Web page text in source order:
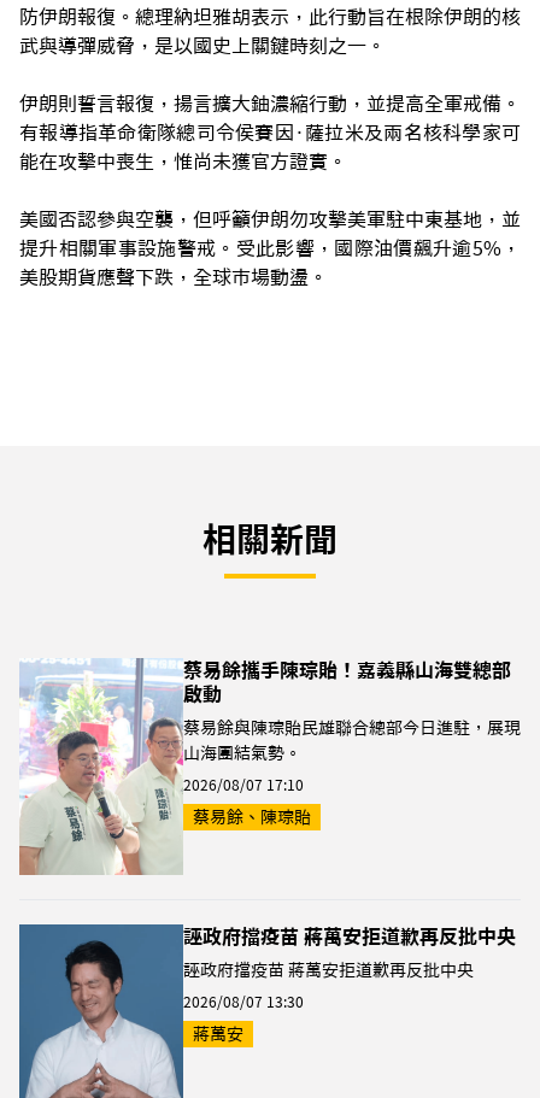
防伊朗報復。總理納坦雅胡表示，此行動旨在根除伊朗的核
武與導彈威脅，是以國史上關鍵時刻之一。
伊朗則誓言報復，揚言擴大鈾濃縮行動，並提高全軍戒備。
有報導指革命衛隊總司令侯賽因·薩拉米及兩名核科學家可
能在攻擊中喪生，惟尚未獲官方證實。
美國否認參與空襲，但呼籲伊朗勿攻擊美軍駐中東基地，並
提升相關軍事設施警戒。受此影響，國際油價飆升逾5%，
美股期貨應聲下跌，全球市場動盪。
相關新聞
蔡易餘攜手陳琮貽！嘉義縣山海雙總部
啟動
蔡易餘與陳琮貽民雄聯合總部今日進駐，展現
山海團結氣勢。
2026/08/07 17:10
蔡易餘、陳琮貽
誣政府擋疫苗 蔣萬安拒道歉再反批中央
誣政府擋疫苗 蔣萬安拒道歉再反批中央
2026/08/07 13:30
蔣萬安